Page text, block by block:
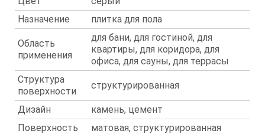
Назначение
плитка для пола
Область
применения
для бани, для гостиной, для
квартиры, для коридора, для
офиса, для сауны, для террасы
Структура
поверхности
структурированная
Дизайн
камень, цемент
Поверхность
матовая, структурированная